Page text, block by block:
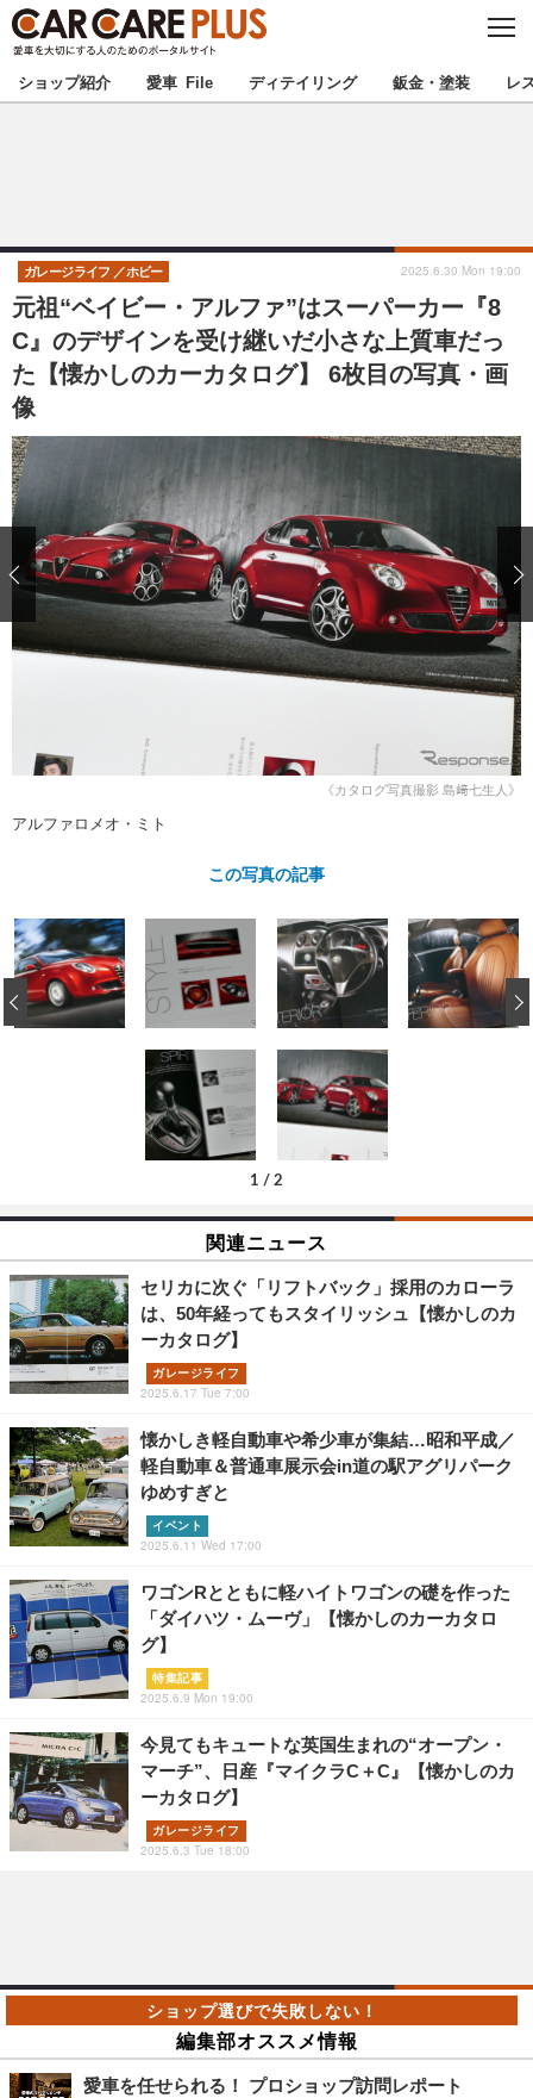
C
S
E
★カーケアプラス認定★ 厳選プロショップを地域から探す
甲信越 北陸
東海 関西
中国 四国
九州 沖縄
ショップレポート 愛車 File
自動車豆知識 ストップ！不具合修理＆粗悪修理
鈑金・塗装
ディテイリング
ディテイリング 洗車
ヘッドライト磨き コーティング
鈑金・塗装
小キズ直し
カーメーカー「旧車」関連プロジェ
コラム
ショップレポート プロショップ検索
ェクト
コラム
ショップ紹介 愛車 File ディテイリング 鈑金・塗装 レ
元祖“ベイビー・アルファ”はスーパーカー『8
C』のデザインを受け継いだ小さな上質車だっ
た【懐かしのカーカタログ】 6枚目の写真・画
像
ガレージライフ ホビー 2025.6.30 Mon 19:00
《カタログ写真撮影 島﨑七生人》
アルファロメオ・ミト
この写真の記事
1 / 2
‹
関連ニュース
セリカに次ぐ「リフトバック」採用のカローラ
は、50年経ってもスタイリッシュ【懐かしのカ
ーカタログ】
ガレージライフ
2025.6.17 Tue 7:00
懐かしき軽自動車や希少車が集結…昭和平成／
軽自動車＆普通車展示会in道の駅アグリパーク
ゆめすぎと
イベント
2025.6.11 Wed 17:00
ワゴンRとともに軽ハイトワゴンの礎を作った
「ダイハツ・ムーヴ」【懐かしのカーカタロ
グ】
特集記事
2025.6.9 Mon 19:00
今見てもキュートな英国生まれの“オープン・
マーチ”、日産『マイクラC＋C』【懐かしのカ
ーカタログ】
ガレージライフ
2025.6.3 Tue 18:00
編集部オススメ情報
愛車を任せられる！ プロショップ訪問レポート